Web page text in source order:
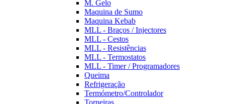
M. Gelo
Maquina de Sumo
Maquina Kebab
MLL - Braços / Injectores
MLL - Cestos
MLL - Resistências
MLL - Termostatos
MLL - Timer / Programadores
Queima
Refrigeração
Termómetro/Controlador
Torneiras